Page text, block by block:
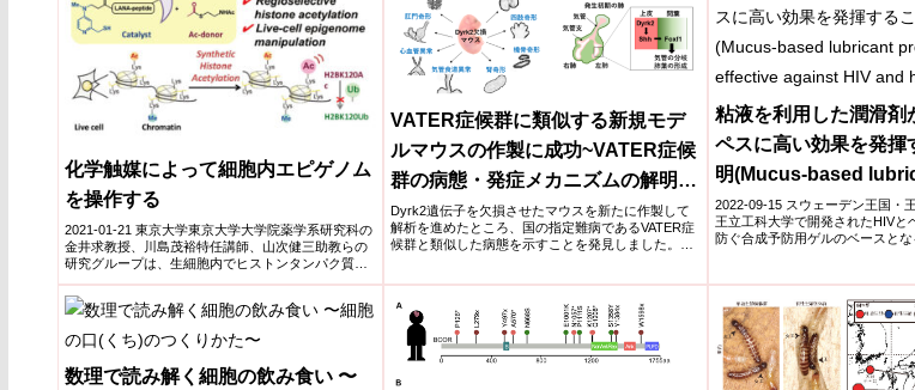
化学触媒によって細胞内エピゲノム
を操作する
2021-01-21 東京大学東京大学大学院薬学系研究科の
金井求教授、川島茂裕特任講師、山次健三助教らの
研究グループは、生細胞内でヒストンタンパク質中
VATER症候群に類似する新規モデ
ルマウスの作製に成功~VATER症候
群の病態・発症メカニズムの解明に
期待~
Dyrk2遺伝子を欠損させたマウスを新たに作製して
解析を進めたところ、国の指定難病であるVATER症
候群と類似した病態を示すことを発見しました。
粘液を利用した潤滑剤
ペスに高い効果を発揮
明(Mucus-based
highly effective
herpes)
2022-09-15 スウェーデン王国・
王立工科大学で開発されたHIVと
防ぐ合成予防用ゲルのベースとな
数理で読み解く細胞の飲み食い 〜